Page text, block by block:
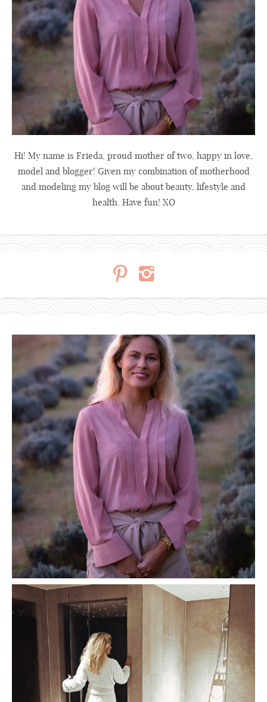
Hi! My name is Frieda, proud mother of two, happy in love,
model and blogger! Given my combination of motherhood
and modeling my blog will be about beauty, lifestyle and
health. Have fun! XO